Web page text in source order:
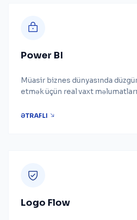
Power BI
Müasir biznes dünyasında
etmək üçün real vaxt
ƏTRAFLI
Logo Flow